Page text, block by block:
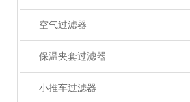
空气过滤器
保温夹套过滤器
小推车过滤器